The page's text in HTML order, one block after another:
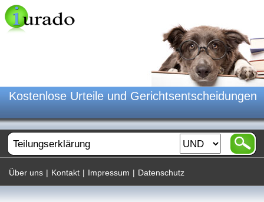
Kostenlose Urteile und Gerichtsentscheidungen
Über uns | Kontakt | Impressum | Datenschutz